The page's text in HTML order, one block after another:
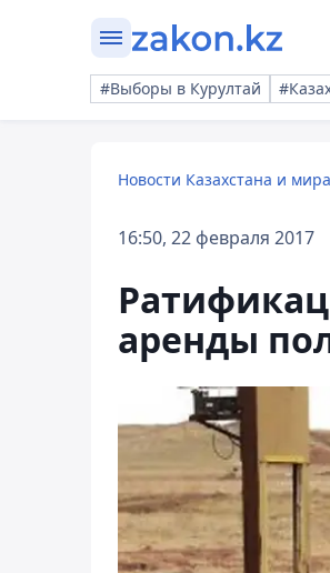
#Выборы в Курултай
Новости Казахстана и
16:50, 22 февраля 2017
аренды